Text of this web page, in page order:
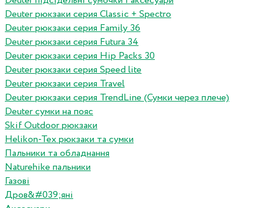
Deuter рюкзаки серия Classic + Spectro
Deuter рюкзаки серия Family 36
Deuter рюкзаки серия Futura 34
Deuter рюкзаки серия Hip Packs 30
Deuter рюкзаки серия Speed lite
Deuter рюкзаки серия Travel
Deuter рюкзаки серия TrendLine (Сумки через плече)
Deuter сумки на пояс
Skif Outdoor рюкзаки
Helikon-Tex рюкзаки та сумки
Пальники та обладнання
Naturehike пальники
Газові
Дров&#039;яні